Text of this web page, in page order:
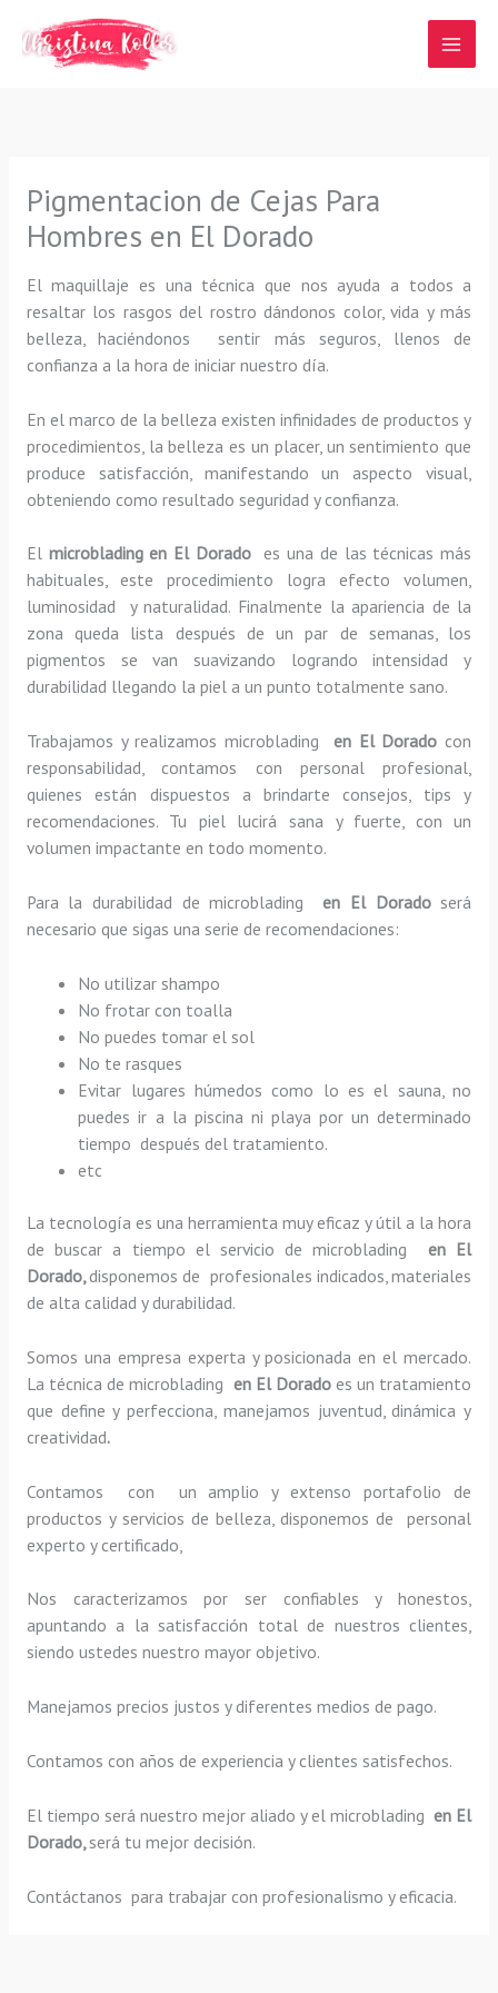
contenido
Pigmentacion de Cejas Para
Hombres en El Dorado
El maquillaje es una técnica que nos ayuda a todos a
resaltar los rasgos del rostro dándonos color, vida y más
belleza, haciéndonos sentir más seguros, llenos de
confianza a la hora de iniciar nuestro día.
En el marco de la belleza existen infinidades de productos y
procedimientos, la belleza es un placer, un sentimiento que
produce satisfacción, manifestando un aspecto visual,
obteniendo como resultado seguridad y confianza.
El microblading en El Dorado es una de las técnicas más
habituales, este procedimiento logra efecto volumen,
luminosidad y naturalidad. Finalmente la apariencia de la
zona queda lista después de un par de semanas, los
pigmentos se van suavizando logrando intensidad y
durabilidad llegando la piel a un punto totalmente sano.
Trabajamos y realizamos microblading en El Dorado con
responsabilidad, contamos con personal profesional,
quienes están dispuestos a brindarte consejos, tips y
recomendaciones. Tu piel lucirá sana y fuerte, con un
volumen impactante en todo momento.
Para la durabilidad de microblading en El Dorado será
necesario que sigas una serie de recomendaciones:
No utilizar shampo
No frotar con toalla
No puedes tomar el sol
No te rasques
Evitar lugares húmedos como lo es el sauna, no
puedes ir a la piscina ni playa por un determinado
tiempo después del tratamiento.
etc
La tecnología es una herramienta muy eficaz y útil a la hora
de buscar a tiempo el servicio de microblading en El
Dorado,disponemos de profesionales indicados, materiales
de alta calidad y durabilidad.
Somos una empresa experta y posicionada en el mercado.
La técnica de microblading en El Dorado es un tratamiento
que define y perfecciona, manejamos juventud, dinámica y
creatividad.
Contamos con un amplio y extenso portafolio de
productos y servicios de belleza, disponemos de personal
experto y certificado,
Nos caracterizamos por ser confiables y honestos,
apuntando a la satisfacción total de nuestros clientes,
siendo ustedes nuestro mayor objetivo.
Manejamos precios justos y diferentes medios de pago.
Contamos con años de experiencia y clientes satisfechos.
El tiempo será nuestro mejor aliado y elmicroblading en El
Dorado, será tu mejor decisión.
Contáctanos para trabajar con profesionalismo y eficacia.